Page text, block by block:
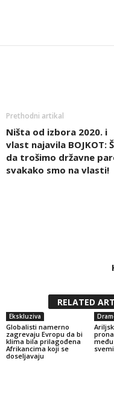
Prethodni artikal
Ništa od izbora 2020. i
vlast najavila BOJKOT:
da trošimo državne
svakako smo na vlasti!
RELATED
Ekskluziva
Globalisti namerno
zagrevaju Evropu da bi
klima bila prilagođena
Afrikancima koji se
doseljavaju